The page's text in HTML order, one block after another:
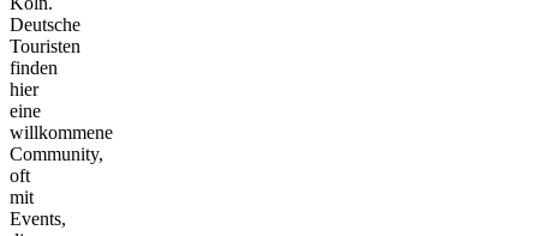
Deutsche
Touristen
finden
hier
eine
willkommene
Community,
oft
mit
Events,